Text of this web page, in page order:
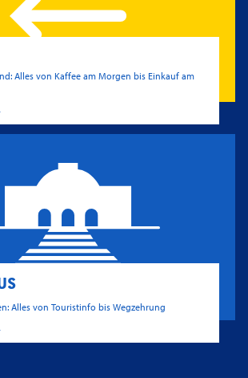
Alles von Kaffee am Morgen bis Einkauf am
Alles von Touristinfo bis Wegzehrung